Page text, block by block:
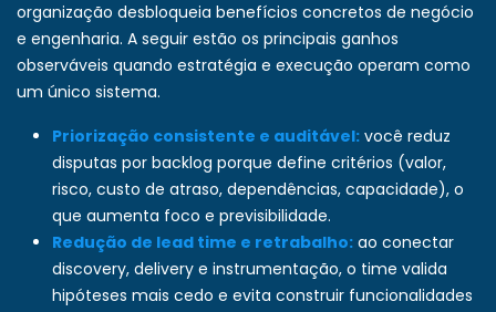
organização desbloqueia benefícios concretos de negócio
e engenharia. A seguir estão os principais ganhos
observáveis quando estratégia e execução operam como
um único sistema.
Priorização consistente e auditável: você reduz
disputas por backlog porque define critérios (valor,
risco, custo de atraso, dependências, capacidade), o
que aumenta foco e previsibilidade.
Redução de lead time e retrabalho: ao conectar
discovery, delivery e instrumentação, o time valida
hipóteses mais cedo e evita construir funcionalidades